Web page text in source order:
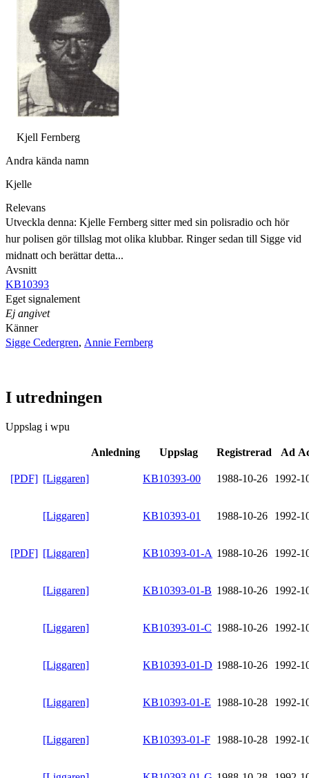
Kjell Fernberg
Andra kända namn
Kjelle
Relevans
Utveckla denna: Kjelle Fernberg sitter med sin polisradio och hör
hur polisen gör tillslag mot olika klubbar. Ringer sedan till Sigge vid
midnatt och berättar detta...
Avsnitt
KB10393
Eget signalement
Ej angivet
Känner
Sigge Cedergren, Annie Fernberg
I utredningen
Uppslag i wpu
Anledning Uppslag Registrerad Ad
[PDF] [Liggaren] KB10393-00 1988-10-26 1992-
[Liggaren] KB10393-01 1988-10-26 1992-
[PDF] [Liggaren] KB10393-01-A 1988-10-26 1992-
[Liggaren] KB10393-01-B 1988-10-26 1992-
[Liggaren] KB10393-01-C 1988-10-26 1992-
[Liggaren] KB10393-01-D 1988-10-26 1992-
[Liggaren] KB10393-01-E 1988-10-28 1992-
[Liggaren] KB10393-01-F 1988-10-28 1992-